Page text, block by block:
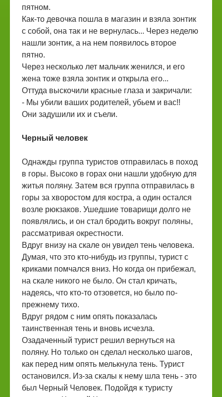
пятном.
Как-то девочка пошла в магазин и взяла зонтик
с собой, она так и не вернулась... Через неделю
нашли зонтик, а на нем появилось второе
пятно.
Через несколько лет мальчик женился, и его
жена тоже взяла зонтик и открыла его...
Оттуда выскочили красные глаза и закричали:
- Мы убили ваших родителей, убьем и вас!!
Они задушили их и съели.
Черный человек
Однажды группа туристов отправилась в поход
в горы. Высоко в горах они нашли удобную для
житья поляну. Затем вся группа отправилась в
горы за хворостом для костра, а один остался
возле рюкзаков. Ушедшие товарищи долго не
появлялись, и он стал бродить вокруг поляны,
рассматривая окрестности.
Вдруг внизу на скале он увидел тень человека.
Думая, что это кто-нибудь из группы, турист с
криками помчался вниз. Но когда он прибежал,
на скале никого не было. Он стал кричать,
надеясь, что кто-то отзовется, но было по-
прежнему тихо.
Вдруг рядом с ним опять показалась
таинственная тень и вновь исчезла.
Озадаченный турист решил вернуться на
поляну. Но только он сделал несколько шагов,
как перед ним опять мелькнула тень. Турист
остановился. Из-за скалы к нему шла тень - это
был Черный Человек. Подойдя к туристу